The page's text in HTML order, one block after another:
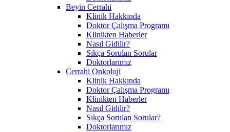
Beyin Cerrahi
Klinik Hakkında
Doktor Çalışma Programı
Klinikten Haberler
Nasıl Gidilir?
Sıkça Sorulan Sorular
Doktorlarımız
Cerrahi Onkoloji
Klinik Hakkında
Doktor Çalışma Programı
Klinikten Haberler
Nasıl Gidilir?
Sıkça Sorulan Sorular?
Doktorlarımız